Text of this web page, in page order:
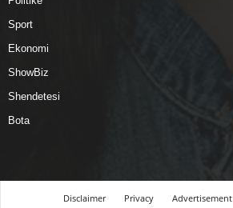
Sport
Ekonomi
ShowBiz
Shendetesi
Bota
Disclaimer Privacy Advertisement